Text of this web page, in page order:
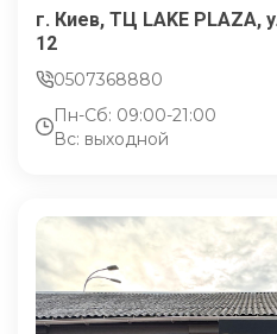
г. Киев, ТЦ LAKE PLAZA,
12
0507368880
Пн-Сб: 09:00-21:00
Вс: выходной